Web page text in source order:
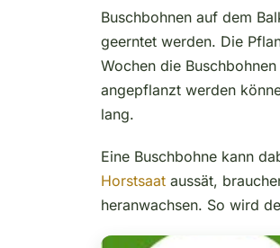
Buschbohnen auf dem
geerntet werden. Die
Wochen die
angepflanzt werden
lang.
Eine Buschbohne kann
Horstsaataussät,
heranwachsen. So wird